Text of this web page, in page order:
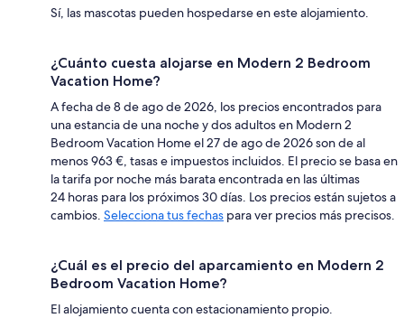
Sí, las mascotas pueden hospedarse en este alojamiento.
¿Cuánto cuesta alojarse en Modern 2 Bedroom
Vacation Home?
A fecha de 8 de ago de 2026, los precios encontrados para
una estancia de una noche y dos adultos en Modern 2
Bedroom Vacation Home el 27 de ago de 2026 son de al
menos 963 €, tasas e impuestos incluidos. El precio se basa en
la tarifa por noche más barata encontrada en las últimas
24 horas para los próximos 30 días. Los precios están sujetos a
cambios. Selecciona tus fechas para ver precios más precisos.
¿Cuál es el precio del aparcamiento en Modern 2
Bedroom Vacation Home?
El alojamiento cuenta con estacionamiento propio.